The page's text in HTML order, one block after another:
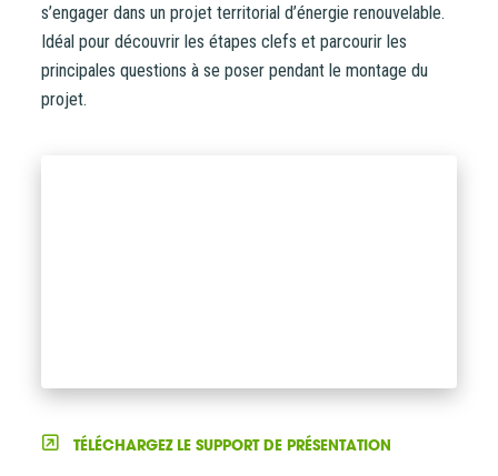
s’engager dans un projet territorial d’énergie renouvelable.
Idéal pour découvrir les étapes clefs et parcourir les
principales questions à se poser pendant le montage du
projet.
TÉLÉCHARGEZ LE SUPPORT DE PRÉSENTATION